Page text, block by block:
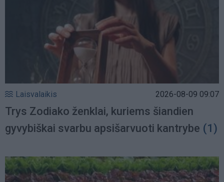
Laisvalaikis 2026-08-09 09:07
Trys Zodiako ženklai, kuriems šiandien
gyvybiškai svarbu apsišarvuoti kantrybe (1)